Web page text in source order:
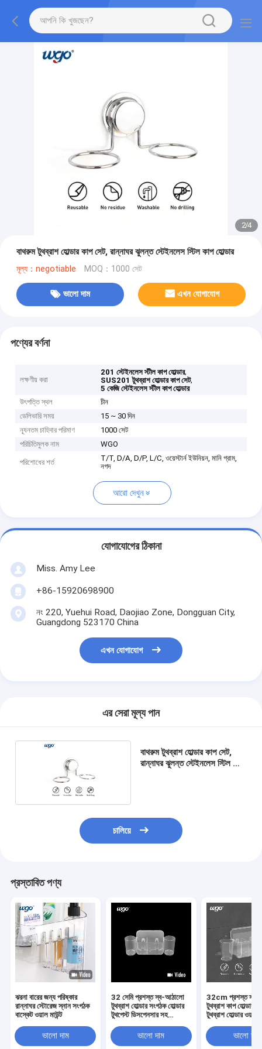
2/4
বাথরুম টুথব্রাশ হোল্ডার কাপ সেট, রান্নাঘর ঝুলন্ত স্টেইনলেস স্টিল কাপ হোল্ডার
মূল্য：negotiable MOQ：1000 সেট
ভালো দাম এখন যোগাযোগ
পণ্যের বর্ণনা
লক্ষণীয় করা
201 স্টেইনলেস স্টীল কাপ হোল্ডার,
SUS201 টুথব্রাশ হোল্ডার কাপ সেট,
5 কেজি স্টেইনলেস স্টীল কাপ হোল্ডার
উৎপত্তি স্থল
চীন
ডেলিভারি সময়
15 ~ 30 দিন
ন্যূনতম চাহিদার পরিমাণ
1000 সেট
পরিচিতিমুলক নাম
WGO
পরিশোধের শর্ত
T/T, D/A, D/P, L/C, ওয়েস্টার্ন ইউনিয়ন, মানি গ্রাম,
নগদ
আরো দেখুন
যোগাযোগের ঠিকানা
Miss. Amy Lee
+86-15920698900
নং 220, Yuehui Road, Daojiao Zone, Dongguan City,
Guangdong 523170 China
এখন যোগাযোগ
এর সেরা মূল্য পান
বাথরুম টুথব্রাশ হোল্ডার কাপ সেট,
রান্নাঘর ঝুলন্ত স্টেইনলেস স্টিল কাপ
চালিয়ে
প্রস্তাবিত পণ্য
ঝরনা বারের জন্য পরিষ্কার
রান্নাঘর স্টোরেজ স্নান সংগঠক
বাস্কেট ওয়াল মাউন্ট
ভালো দাম
32 সেমি প্রশস্ত স্ব-আঠালো
টুথব্রাশ হোল্ডার সংগঠক হোল্ডার
টুথপেস্ট ডিসপেনসার সহ
ভালো দাম
32cm প্রশস্ত স্ব
টুথব্রাশ কাপ হোল্ডার
টুথব্রাশ হোল্ডার ওয়াল
ভালো দাম